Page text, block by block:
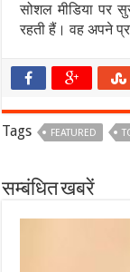
सोशल मीडिया पर
रहती हैं। वह अपने
Tags FEATURED
सम्बंधित खबरें